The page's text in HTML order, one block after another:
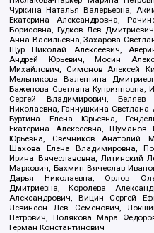
Чуркина Наталья Валерьевна,
Екатерина Александровна,
Борисовна, Гудков Лев
Анна Васильевна, Захарова
Щур Николай Алексеевич,
Андрей Юрьевич, Мосин
Михайлович, Симонов Алексей
Мельникова Валентина
Баженова Светлана Куприяновна,
Сергей Владимирович,
Николаевна, Ганнушкина
Буртина Елена Юрьевна,
Екатерина Алексеевна,
Юрьевна, Свечников Анатолий
Шахова Елена Владимировна,
Ирина Вячеславовна, Литинский
Маркович, Бахмин Вячеслав
Дарья Николаевна, Орлов
Дмитриевна, Королева
Александрович, Вицин Сергей
Левинсон Лев Семенович,
Петрович, Полякова Мара
Герман Константинович